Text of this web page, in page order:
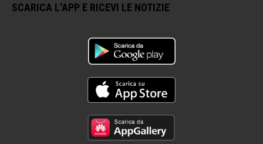
SCARICA L’APP E RICEVI LE NOTIZIE